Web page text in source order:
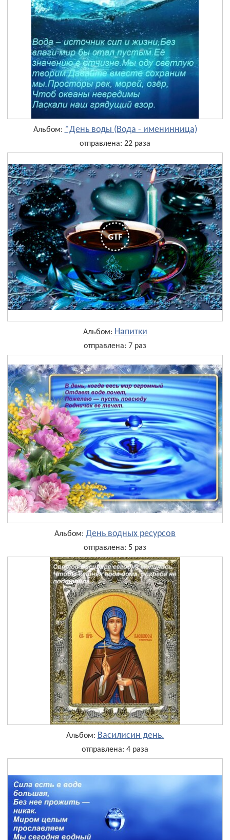
Альбом: *День воды (Вода - именинница)
отправлена: 22 раза
Альбом: Напитки
отправлена: 7 раз
Альбом: День водных ресурсов
отправлена: 5 раз
Альбом: Василисин день.
отправлена: 4 раза